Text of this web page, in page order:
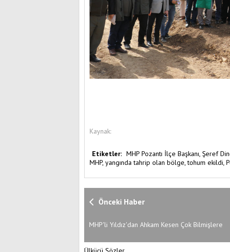
Kaynak:
Etiketler: MHP Pozantı İlçe Başkanı, Şeref
MHP, yangında tahrip olan bölge,tohum ekildi,
Önceki Haber
MHP'li Yıldız'dan Ahkam Kesen Çok Bilmişlere